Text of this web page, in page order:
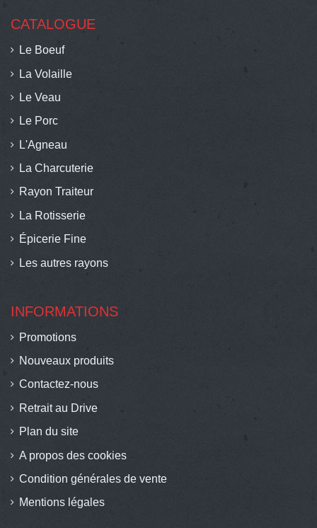
CATALOGUE
Le Boeuf
La Volaille
Le Veau
Le Porc
L'Agneau
La Charcuterie
Rayon Traiteur
La Rotisserie
Épicerie Fine
Les autres rayons
INFORMATIONS
Promotions
Nouveaux produits
Contactez-nous
Retrait au Drive
Plan du site
A propos des cookies
Condition générales de vente
Mentions légales